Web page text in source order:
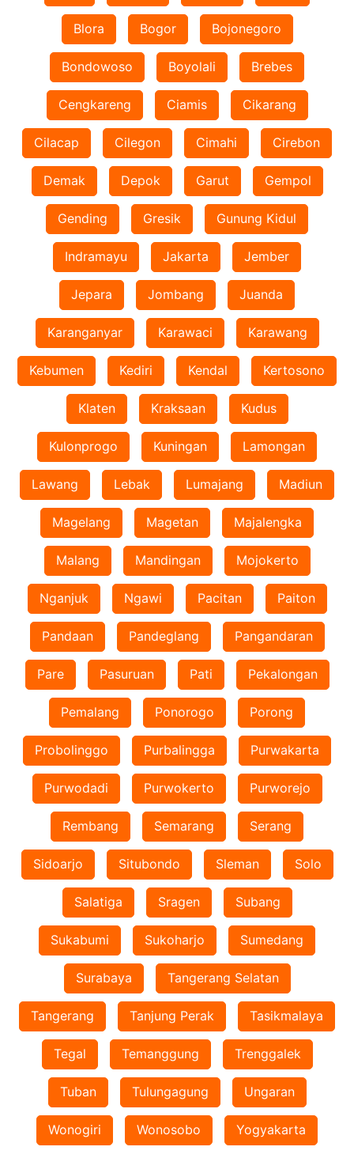
Blora Bogor Bojonegoro
Bondowoso Boyolali Brebes
Cengkareng Ciamis Cikarang
Cilacap Cilegon Cimahi Cirebon
Demak Depok Garut Gempol
Gending Gresik Gunung Kidul
Indramayu Jakarta Jember
Jepara Jombang Juanda
Karanganyar Karawaci Karawang
Kebumen Kediri Kendal Kertosono
Klaten Kraksaan Kudus
Kulonprogo Kuningan Lamongan
Lawang Lebak Lumajang Madiun
Magelang Magetan Majalengka
Malang Mandingan Mojokerto
Nganjuk Ngawi Pacitan Paiton
Pandaan Pandeglang Pangandaran
Pare Pasuruan Pati Pekalongan
Pemalang Ponorogo Porong
Probolinggo Purbalingga Purwakarta
Purwodadi Purwokerto Purworejo
Rembang Semarang Serang
Sidoarjo Situbondo Sleman Solo
Salatiga Sragen Subang
Sukabumi Sukoharjo Sumedang
Surabaya Tangerang Selatan
Tangerang Tanjung Perak Tasikmalaya
Tegal Temanggung Trenggalek
Tuban Tulungagung Ungaran
Wonogiri Wonosobo Yogyakarta